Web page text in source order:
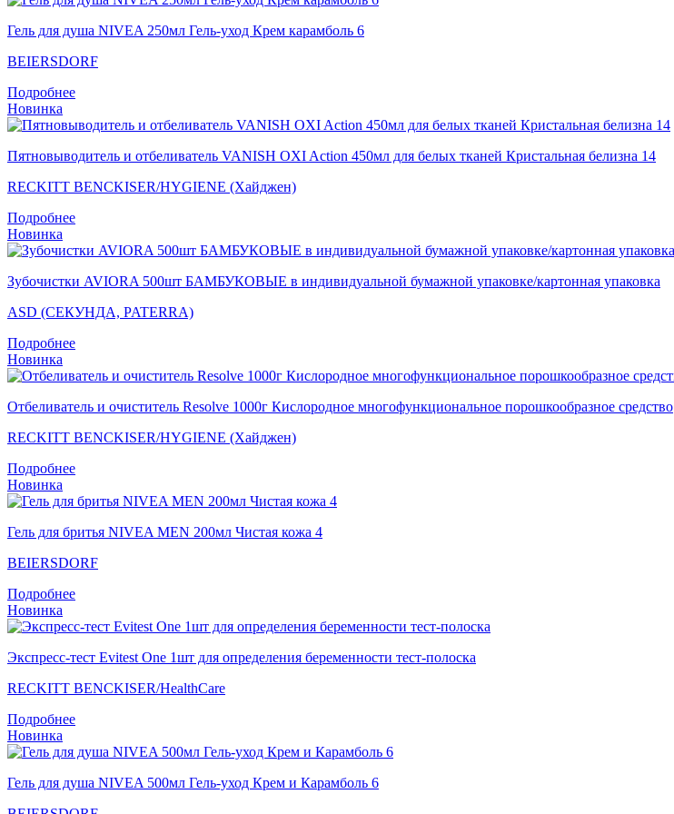
Гель для душа NIVEA 250мл Гель-уход Крем карамболь 6
BEIERSDORF
Подробнее
Новинка
Пятновыводитель и отбеливатель VANISH OXI Action 450мл для белых тканей Кристальная белизна 14
RECKITT BENCKISER/HYGIENE (Хайджен)
Подробнее
Новинка
Зубочистки AVIORA 500шт БАМБУКОВЫЕ в индивидуальной бумажной упаковке/картонная упаковка
ASD (СЕКУНДА, PATERRA)
Подробнее
Новинка
Отбеливатель и очиститель Resolve 1000г Кислородное многофункциональное порошкообразное средство
RECKITT BENCKISER/HYGIENE (Хайджен)
Подробнее
Новинка
Гель для бритья NIVEA MEN 200мл Чистая кожа 4
BEIERSDORF
Подробнее
Новинка
Экспресс-тест Evitest One 1шт для определения беременности тест-полоска
RECKITT BENCKISER/НealthСare
Подробнее
Новинка
Гель для душа NIVEA 500мл Гель-уход Крем и Карамболь 6